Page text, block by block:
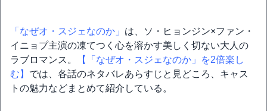
「なぜオ・スジェなのか」 は、ソ・ヒョンジン×ファン・
イニョプ主演の凍てつく心を溶かす美しく切ない大人の
ラブロマンス。
【「なぜオ・スジェなのか」を2倍楽し
む】 では、各話のネタバレあらすじと見どころ、キャス
トの魅力などまとめて紹介している。